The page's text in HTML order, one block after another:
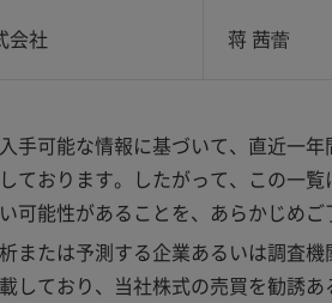
会社 蒋 茜蕾
手可能な情報に基づいて、直近一
ております。したがって、この一
可能性があることを、あらかじめご
または予測する企業あるいは調査
しており、当社株式の売買を勧誘